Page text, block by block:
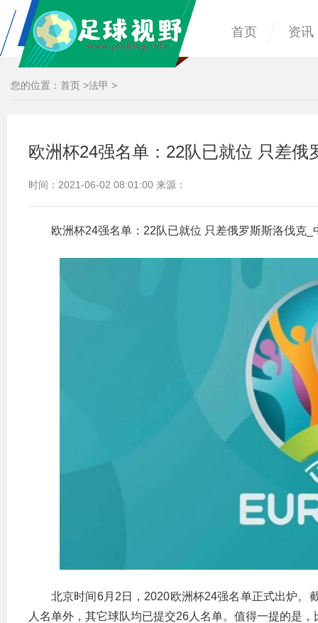
首页 资讯
您的位置： 首页 >法甲 >
欧洲杯24强名单：22队已就位 只差俄
时间：2021-06-02 08:01:00 来源：
欧洲杯24强名单：22队已就位 只差俄罗斯斯洛伐克_
北京时间6月2日，2020欧洲杯24强名单正式出炉。
人名单外，其它球队均已提交26人名单。值得一提的是